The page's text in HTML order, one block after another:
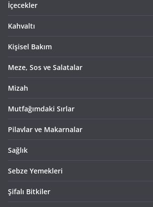
İçecekler
Kahvaltı
Kişisel Bakım
Meze, Sos ve Salatalar
Mizah
Mutfağımdaki Sırlar
Pilavlar ve Makarnalar
Sağlık
Sebze Yemekleri
Şifalı Bitkiler